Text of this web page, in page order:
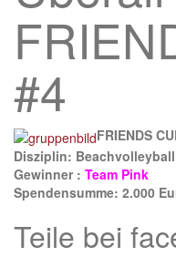
#4
FRIENDS
Disziplin: Beachvolleyball
Gewinner : Team Pink
Spendensumme: 2.000
Teile bei